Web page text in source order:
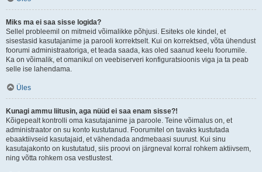
Miks ma ei saa sisse logida?
Sellel probleemil on mitmeid võimalikke põhjusi. Esiteks ole kindel, et
sisestasid kasutajanime ja parooli korrektselt. Kui on korrektsed, võta ühendust
foorumi administraatoriga, et teada saada, kas oled saanud keelu foorumile.
Ka on võimalik, et omanikul on veebiserveri konfiguratsioonis viga ja ta peab
selle ise lahendama.
Üles
Kunagi ammu liitusin, aga nüüd ei saa enam sisse?!
Kõigepealt kontrolli oma kasutajanime ja paroole. Teine võimalus on, et
administraator on su konto kustutanud. Foorumitel on tavaks kustutada
ebaaktiivseid kasutajaid, et vähendada andmebaasi suurust. Kui sinu
kasutajakonto on kustutatud, siis proovi on järgneval korral rohkem aktiivsem,
ning võtta rohkem osa vestlustest.